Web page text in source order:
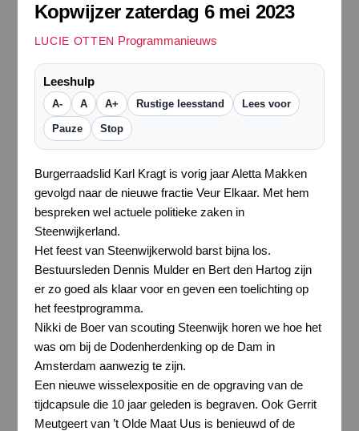
Kopwijzer zaterdag 6 mei 2023
LUCIE OTTEN Programmanieuws
Leeshulp
A- A A+ Rustige leesstand Lees voor
Pauze Stop
Burgerraadslid Karl Kragt is vorig jaar Aletta Makken
gevolgd naar de nieuwe fractie Veur Elkaar. Met hem
bespreken wel actuele politieke zaken in
Steenwijkerland.
Het feest van Steenwijkerwold barst bijna los.
Bestuursleden Dennis Mulder en Bert den Hartog zijn
er zo goed als klaar voor en geven een toelichting op
het feestprogramma.
Nikki de Boer van scouting Steenwijk horen we hoe het
was om bij de Dodenherdenking op de Dam in
Amsterdam aanwezig te zijn.
Een nieuwe wisselexpositie en de opgraving van de
tijdcapsule die 10 jaar geleden is begraven. Ook Gerrit
Meutgeert van ’t Olde Maat Uus is benieuwd of de